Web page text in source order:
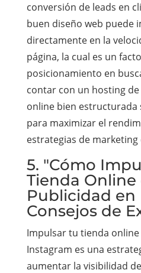
conversión de leads en
buen diseño web puede
directamente en la
página, la cual es un
posicionamiento en
contar con un hosting
online bien estructurada
para maximizar el
estrategias de marketing
5. "Cómo
Tienda Online
Publicidad en
Consejos de
Impulsar tu tienda
Instagram es una
aumentar la visibilidad